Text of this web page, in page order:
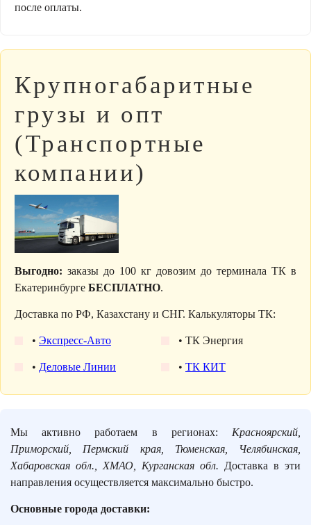
после оплаты.
Крупногабаритные
грузы и опт
(Транспортные
компании)
Выгодно: заказы до 100 кг довозим до терминала ТК в
Екатеринбурге БЕСПЛАТНО.
Доставка по РФ, Казахстану и СНГ. Калькуляторы ТК:
• Экспресс-Авто
• Деловые Линии
• ТК Энергия
• ТК КИТ
Мы активно работаем в регионах: Красноярский,
Приморский, Пермский края, Тюменская, Челябинская,
Хабаровская обл., ХМАО, Курганская обл. Доставка в эти
направления осуществляется максимально быстро.
Основные города доставки: